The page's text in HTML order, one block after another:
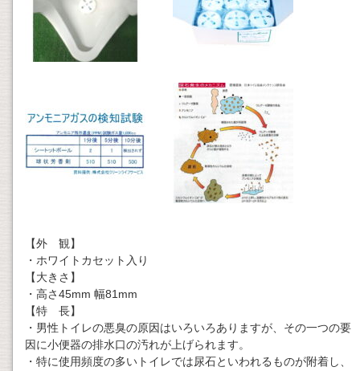
【外 観】
・ホワイトカセット入り
【大きさ】
・高さ45mm 幅81mm
【特 長】
・男性トイレの悪臭の原因はいろいろありますが、その一つの要
因に小便器の排水口の汚れが上げられます。
・特に使用頻度の多いトイレでは尿石といわれるものが附着し、